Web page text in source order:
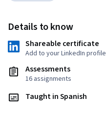
Details to know
Shareable certificate
Add to your LinkedIn profile
Assessments
16 assignments
Taught in Spanish